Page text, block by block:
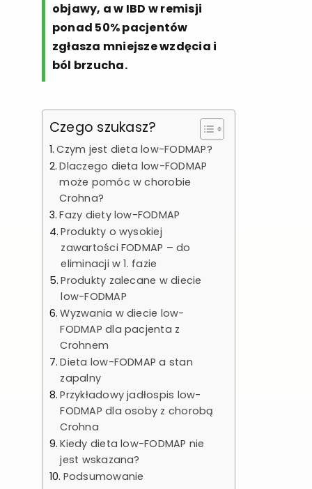
objawy, a w IBD w remisji
ponad 50% pacjentów
zgłasza mniejsze wzdęcia i
ból brzucha.
Czego szukasz?
Czym jest dieta low-FODMAP?
Dlaczego dieta low-FODMAP
może pomóc w chorobie
Crohna?
Fazy diety low-FODMAP
Produkty o wysokiej
zawartości FODMAP – do
eliminacji w 1. fazie
Produkty zalecane w diecie
low-FODMAP
Wyzwania w diecie low-
FODMAP dla pacjenta z
Crohnem
Dieta low-FODMAP a stan
zapalny
Przykładowy jadłospis low-
FODMAP dla osoby z chorobą
Crohna
Kiedy dieta low-FODMAP nie
jest wskazana?
Podsumowanie